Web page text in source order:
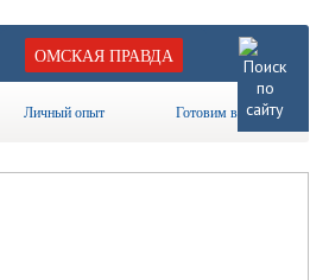
ОМСКАЯ ПРАВДА
Личный опыт Готовим вместе